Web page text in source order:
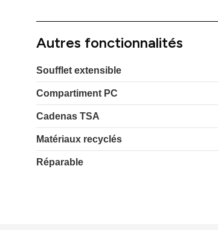
Autres fonctionnalités
Soufflet extensible
Compartiment PC
Cadenas TSA
Matériaux recyclés
Réparable